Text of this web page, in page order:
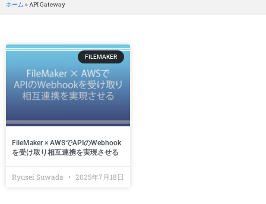
ホーム »API Gateway
FILEMAKER
FileMaker × AWSでAPIのWebhook
を受け取り相互連携を実現させる
Ryusei Suwada 2025年7月18日